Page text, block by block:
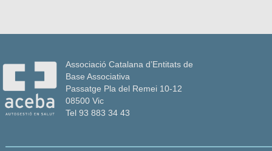
Associació Catalana d’Entitats de
Base Associativa
Passatge Pla del Remei 10-12
08500 Vic
Tel 93 883 34 43